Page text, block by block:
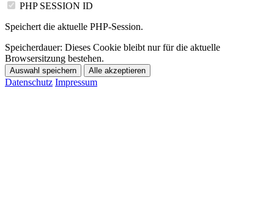
PHP SESSION ID
Speichert die aktuelle PHP-Session.
Speicherdauer: Dieses Cookie bleibt nur für die aktuelle
Browsersitzung bestehen.
Auswahl speichern Alle akzeptieren
Datenschutz Impressum